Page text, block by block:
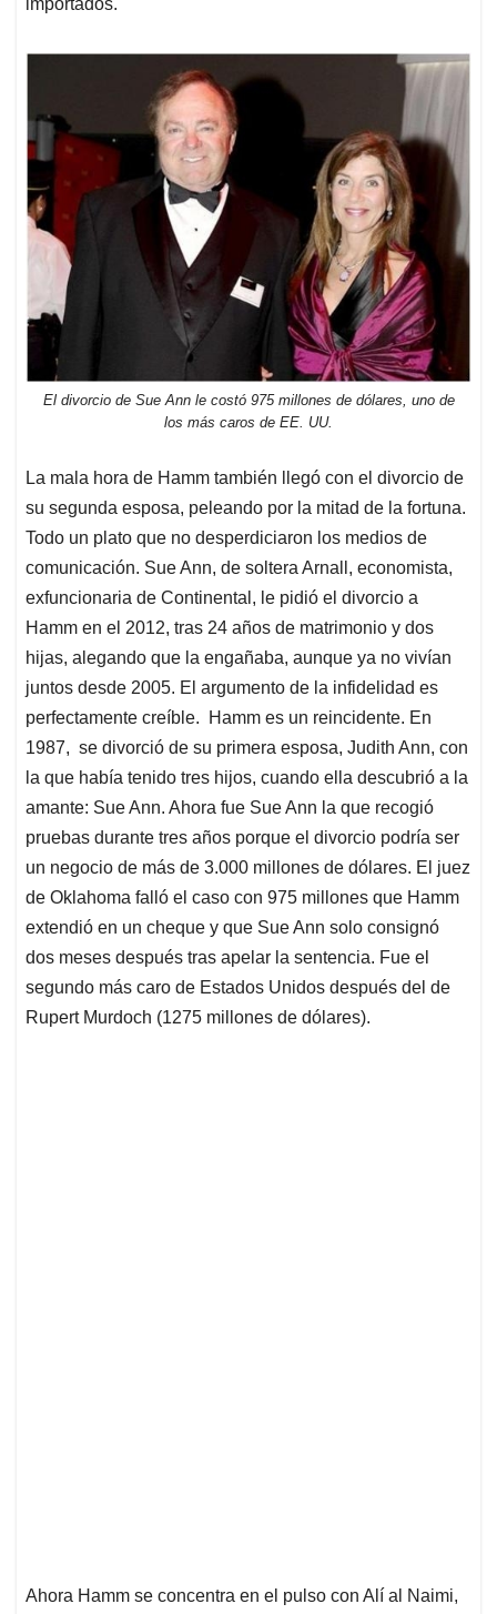
El divorcio de Sue Ann le costó 975 millones de dólares, uno de
los más caros de EE. UU.
La mala hora de Hamm también llegó con el divorcio de
su segunda esposa, peleando por la mitad de la fortuna.
Todo un plato que no desperdiciaron los medios de
comunicación. Sue Ann, de soltera Arnall, economista,
exfuncionaria de Continental, le pidió el divorcio a
Hamm en el 2012, tras 24 años de matrimonio y dos
hijas, alegando que la engañaba, aunque ya no vivían
juntos desde 2005. El argumento de la infidelidad es
perfectamente creíble. Hamm es un reincidente. En
1987, se divorció de su primera esposa, Judith Ann, con
la que había tenido tres hijos, cuando ella descubrió a la
amante: Sue Ann. Ahora fue Sue Ann la que recogió
pruebas durante tres años porque el divorcio podría ser
un negocio de más de 3.000 millones de dólares. El juez
de Oklahoma falló el caso con 975 millones que Hamm
extendió en un cheque y que Sue Ann solo consignó
dos meses después tras apelar la sentencia. Fue el
segundo más caro de Estados Unidos después del de
Rupert Murdoch (1275 millones de dólares).
Ahora Hamm se concentra en el pulso con Alí al Naimi,